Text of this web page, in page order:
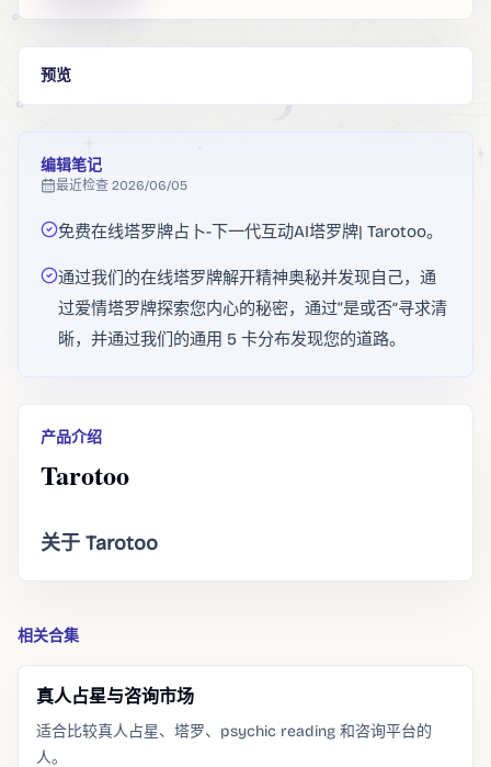
预览
编辑笔记
最近检查 2026/06/05
免费在线塔罗牌占卜-下一代互动AI塔罗牌| Tarotoo。
通过我们的在线塔罗牌解开精神奥秘并发现自己，通
过爱情塔罗牌探索您内心的秘密，通过“是或否”寻求清
晰，并通过我们的通用 5 卡分布发现您的道路。
产品介绍
Tarotoo
关于 Tarotoo
相关合集
真人占星与咨询市场
适合比较真人占星、塔罗、psychic reading 和咨询平台的
人。